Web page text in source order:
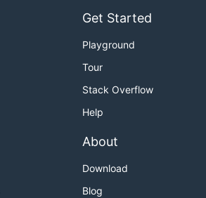
Get Started
Playground
Tour
Stack Overflow
Help
About
Download
Blog